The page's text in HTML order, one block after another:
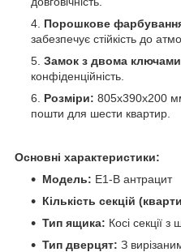
Порошкове
забезпечує стійкість до
Замок з двома
конфіденційність.
Розміри: 805x390x200
пошти для шести квартир.
Основні характеристики:
Модель: E1-B антрацит
Кількість секцій
Тип ящика: Косі секції
Тип дверцят: З